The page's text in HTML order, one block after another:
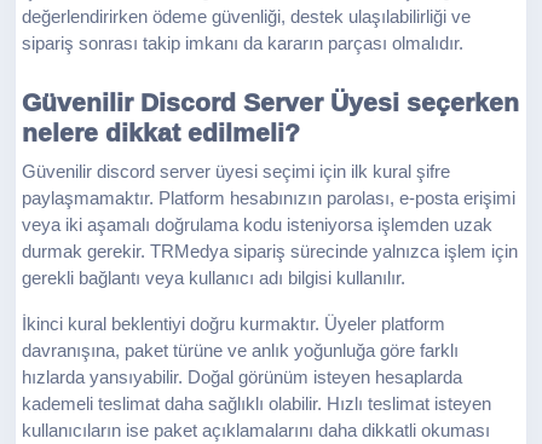
değerlendirirken ödeme güvenliği, destek ulaşılabilirliği ve
sipariş sonrası takip imkanı da kararın parçası olmalıdır.
Güvenilir Discord Server Üyesi seçerken
nelere dikkat edilmeli?
Güvenilir discord server üyesi seçimi için ilk kural şifre
paylaşmamaktır. Platform hesabınızın parolası, e-posta erişimi
veya iki aşamalı doğrulama kodu isteniyorsa işlemden uzak
durmak gerekir. TRMedya sipariş sürecinde yalnızca işlem için
gerekli bağlantı veya kullanıcı adı bilgisi kullanılır.
İkinci kural beklentiyi doğru kurmaktır. Üyeler platform
davranışına, paket türüne ve anlık yoğunluğa göre farklı
hızlarda yansıyabilir. Doğal görünüm isteyen hesaplarda
kademeli teslimat daha sağlıklı olabilir. Hızlı teslimat isteyen
kullanıcıların ise paket açıklamalarını daha dikkatli okuması